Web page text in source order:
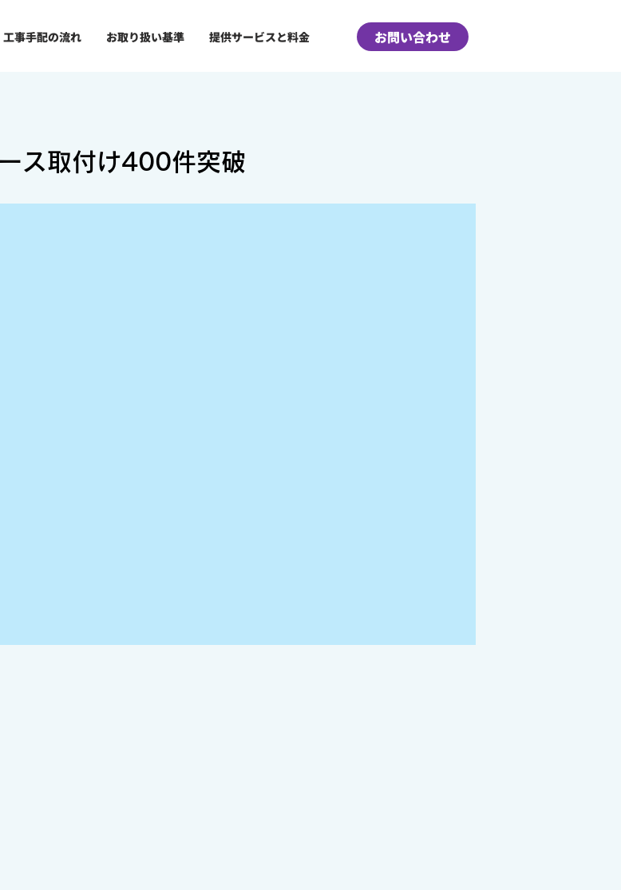
工事手配の流れ お取り扱い基準 提供サービスと料金 お問い合わせ
ス取付け400件突破